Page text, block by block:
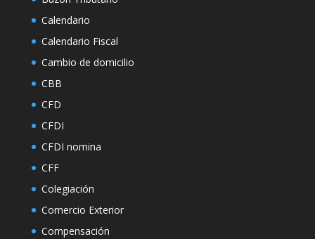
Calendario
Calendario Fiscal
Cambio de domicilio
CBB
CFD
CFDI
CFDI nomina
CFF
Colegiación
Comercio Exterior
Compensación